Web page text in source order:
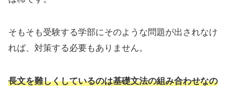
そもそも受験する学部にそのような問題が出されなけ
れば、対策する必要もありません。
長文を難しくしているのは基礎文法の組み合わせなの